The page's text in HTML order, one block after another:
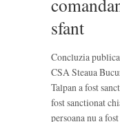
sfant
Concluzia
CSA Steaua
Talpan a fost
fost sanctionat
persoana nu a